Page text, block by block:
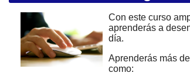
Con este curso
aprenderás a
día.
Aprenderás más de
como: